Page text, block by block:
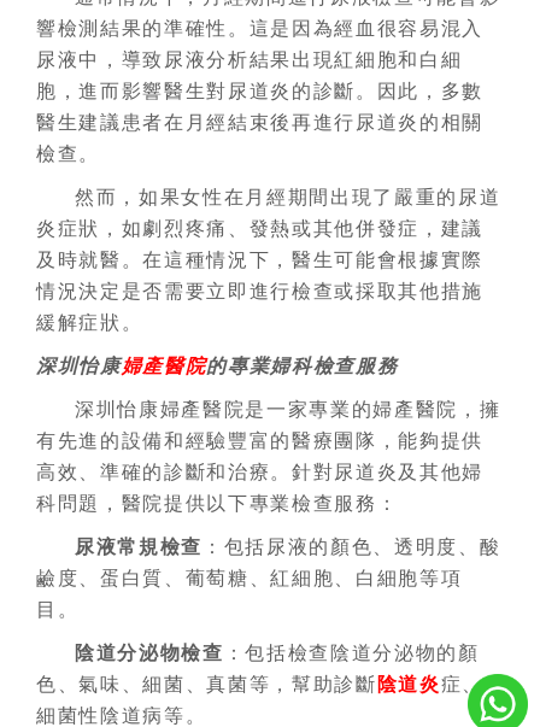
響檢測結果的準確性。這是因為經血很容易混入
尿液中，導致尿液分析結果出現紅細胞和白細
胞，進而影響醫生對尿道炎的診斷。因此，多數
醫生建議患者在月經結束後再進行尿道炎的相關
檢查。
然而，如果女性在月經期間出現了嚴重的尿道
炎症狀，如劇烈疼痛、發熱或其他併發症，建議
及時就醫。在這種情況下，醫生可能會根據實際
情況決定是否需要立即進行檢查或採取其他措施
緩解症狀。
深圳怡康婦產醫院的專業婦科檢查服務
深圳怡康婦產醫院是一家專業的婦產醫院，擁
有先進的設備和經驗豐富的醫療團隊，能夠提供
高效、準確的診斷和治療。針對尿道炎及其他婦
科問題，醫院提供以下專業檢查服務：
尿液常規檢查 ：包括尿液的顏色、透明度、酸
鹼度、蛋白質、葡萄糖、紅細胞、白細胞等項
目。
陰道分泌物檢查 ：包括檢查陰道分泌物的顏
色、氣味、細菌、真菌等，幫助診斷 陰道炎症、
細菌性陰道病等。